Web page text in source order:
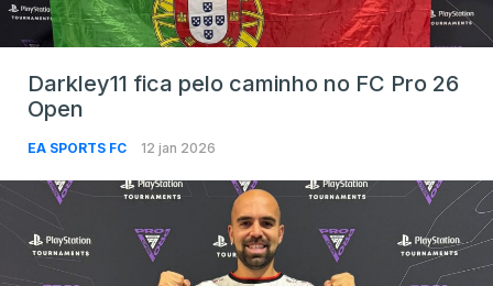
Darkley11 fica pelo caminho no FC Pro 26
Open
EA SPORTS FC 12 jan 2026